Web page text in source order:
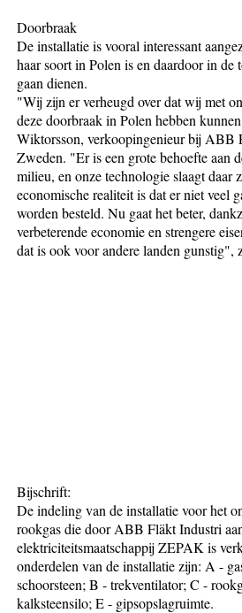
Doorbraak
De installatie is vooral interessant
haar soort in Polen is en daardoor in de
gaan dienen.
"Wij zijn er verheugd over dat wij met
deze doorbraak in Polen hebben
Wiktorsson, verkoopingenieur bij ABB
Zweden. "Er is een grote behoefte aan
milieu, en onze technologie slaagt daar
economische realiteit is dat er niet veel
worden besteld. Nu gaat het beter,
verbeterende economie en strengere
dat is ook voor andere landen gunstig",
Bijschrift:
De indeling van de installatie voor het
rookgas die door ABB Fläkt Industri
elektriciteitsmaatschappij ZEPAK is
onderdelen van de installatie zijn: A -
schoorsteen; B - trekventilator; C -
kalksteensilo; E - gipsopslagruimte.